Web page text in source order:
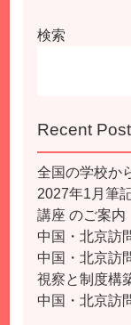
検索
Recent
全国の学校か
2027年1月筆
講座 のご案内
中国・北京訪
中国・北京訪
視察と制度構
中国・北京訪